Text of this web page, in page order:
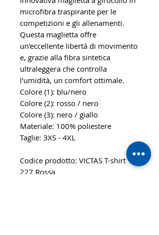
microfibra traspirante per le
competizioni e gli allenamenti.
Questa maglietta offre
un'eccellente libertà di movimento
e, grazie alla fibra sintetica
ultraleggera che controlla
l'umidità, un comfort ottimale.
Colore (1): blu/nero
Colore (2): rosso / nero
Colore (3): nero / giallo
Materiale: 100% poliestere
Taglie: 3XS - 4XL
Codice prodotto: VICTAS T-shirt
227 Rossa